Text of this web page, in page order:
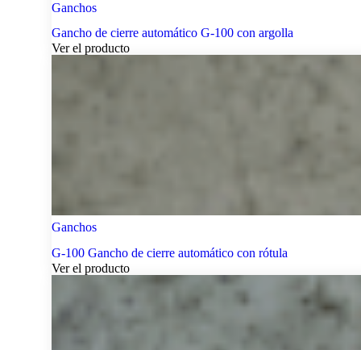
Ganchos
Gancho de cierre automático G-100 con argolla
Ver el producto
Ganchos
G-100 Gancho de cierre automático con rótula
Ver el producto